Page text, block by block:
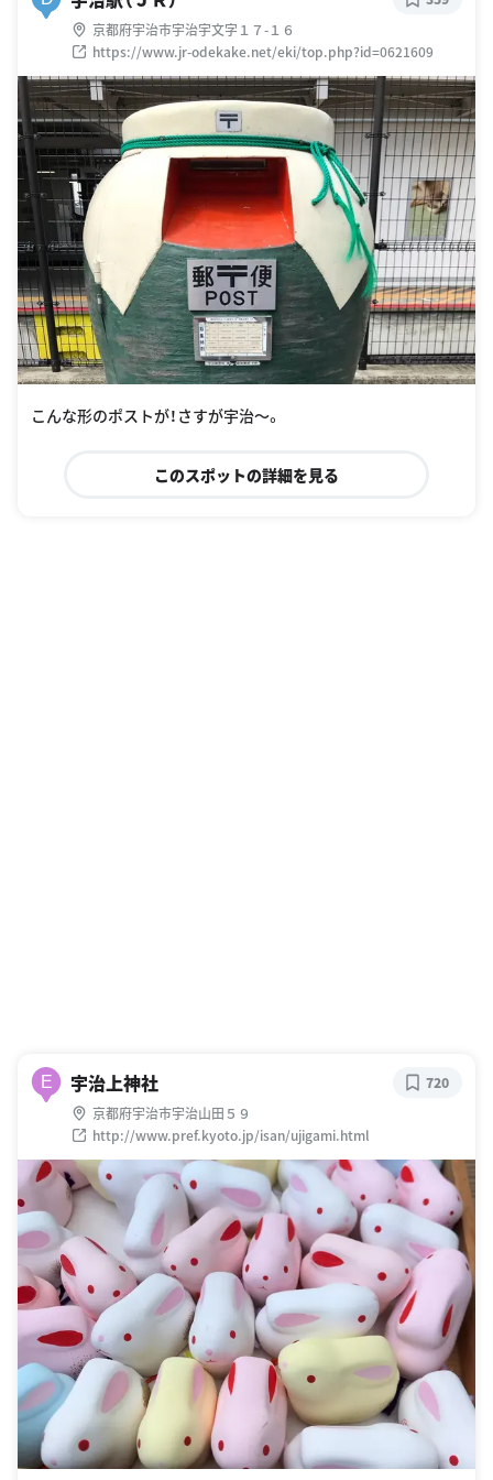
京都府宇治市宇治宇文字１７-１６
https://www.jr-odekake.net/eki/top.php?id=0621609
こんな形のポストが！さすが宇治〜。
このスポットの詳細を見る
E 宇治上神社
京都府宇治市宇治山田５９
http://www.pref.kyoto.jp/isan/ujigami.html
720